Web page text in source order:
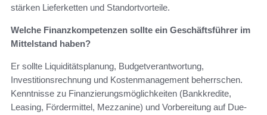
stärken Lieferketten und Standortvorteile.
Welche Finanzkompetenzen sollte ein Geschäftsführer im
Mittelstand haben?
Er sollte Liquiditätsplanung, Budgetverantwortung,
Investitionsrechnung und Kostenmanagement beherrschen.
Kenntnisse zu Finanzierungsmöglichkeiten (Bankkredite,
Leasing, Fördermittel, Mezzanine) und Vorbereitung auf Due-